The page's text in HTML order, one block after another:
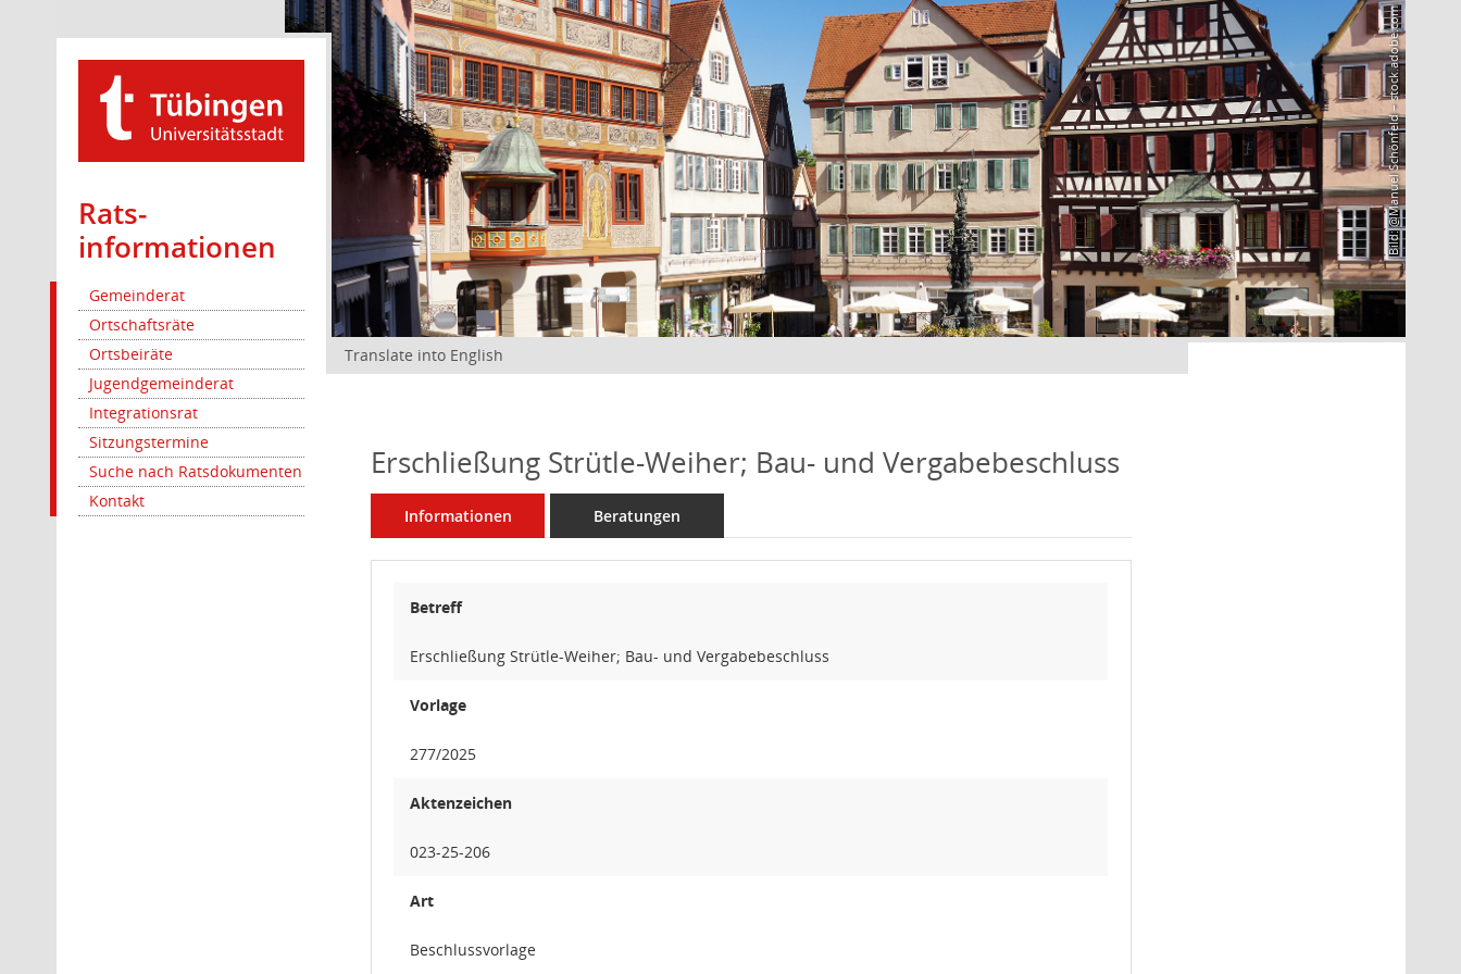
Rats­
informationen
Gemeinderat
Ortschaftsräte
Ortsbeiräte
Jugendgemeinderat
Integrationsrat
Sitzungstermine
Suche nach Ratsdokumenten
Kontakt
Bild: @Manuel Schönfeld – stock.adobe.com
Translate into English
Erschließung Strütle-Weiher; Bau- und Vergabebeschluss
Informationen Beratungen
Betreff
Erschließung Strütle-Weiher; Bau- und Vergabebeschluss
Vorlage
277/2025
Aktenzeichen
023-25-206
Art
Beschlussvorlage